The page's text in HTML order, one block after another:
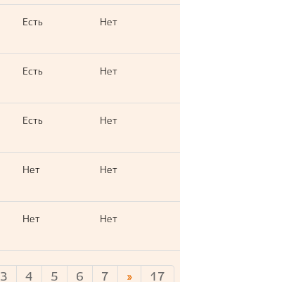
Есть Нет
Есть Нет
Есть Нет
Нет Нет
Нет Нет
3 4 5 6 7 » 17